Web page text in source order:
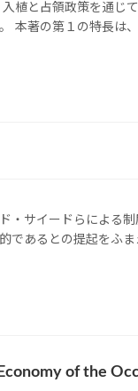
植と占領政策を通じ
本著の第１の特長は
・サイードらによる
であるとの提起をふ
of the